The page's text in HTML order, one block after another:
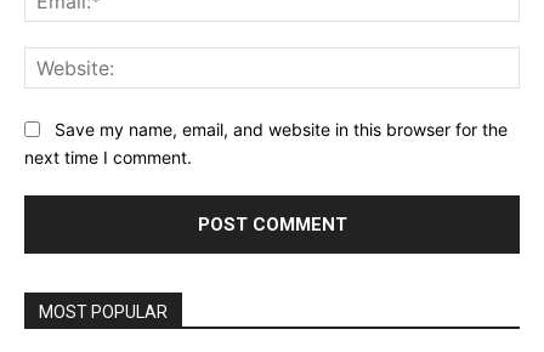
Save my name, email, and website in this browser for the
next time I comment.
MOST POPULAR